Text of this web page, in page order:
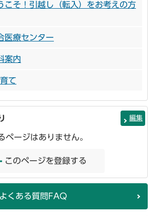
こそ！引越し（転入）をお考えの方
医療センター
案内
て
編集
ページはありません。
このページを登録する
よくある質問FAQ